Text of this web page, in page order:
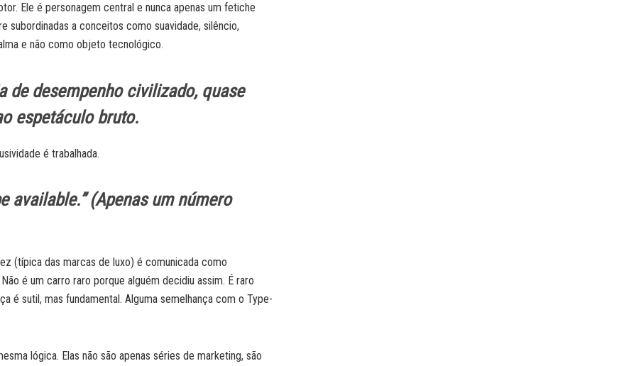
Ele é personagem central e nunca apenas um fetiche
subordinadas a conceitos como suavidade, silêncio,
e não como objeto tecnológico.
de desempenho civilizado, quase
espetáculo bruto.
é trabalhada.
available.” (Apenas um número
(típica das marcas de luxo) é comunicada como
é um carro raro porque alguém decidiu assim. É raro
é sutil, mas fundamental. Alguma semelhança com o Type-
lógica. Elas não são apenas séries de marketing, são